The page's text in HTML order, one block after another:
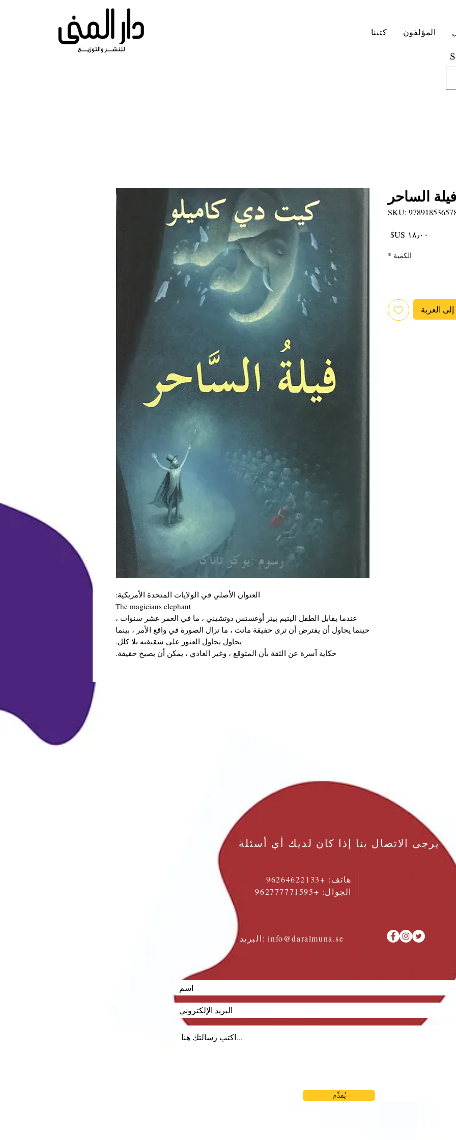
كتبنا المؤلفون
العنوان الأصلي في الولايات المتحدة الأمريكية:
The magicians elephant
عندما يقابل الطفل اليتيم بيتر أوغستس دوتشيني ، ما في العمر عشر سنوات ،
حينما يحاول أن يفترض أن ترى حقيقة ماتت ، ما تزال الصورة في واقع الأمر ، بينما
يحاول يحاول العثور على شقيقته بلا كلل.
حكاية آسرة عن الثقة بأن المتوقع ، وغير العادي ، يمكن أن يصبح حقيقة.
فيلة الساحر
السعر
الكمية *
العربة
يرجى الاتصال بنا إذا كان لديك أي أسئلة
هاتف: +96264622133
الجوال: +962777771595
البريد الإلكتروني: info@daralmuna.se
يُقدِّم